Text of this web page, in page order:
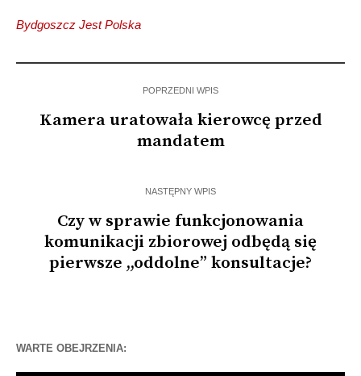
Bydgoszcz Jest Polska
POPRZEDNI WPIS
Kamera uratowała kierowcę przed
mandatem
NASTĘPNY WPIS
Czy w sprawie funkcjonowania
komunikacji zbiorowej odbędą się
pierwsze ,,oddolne” konsultacje?
WARTE OBEJRZENIA: